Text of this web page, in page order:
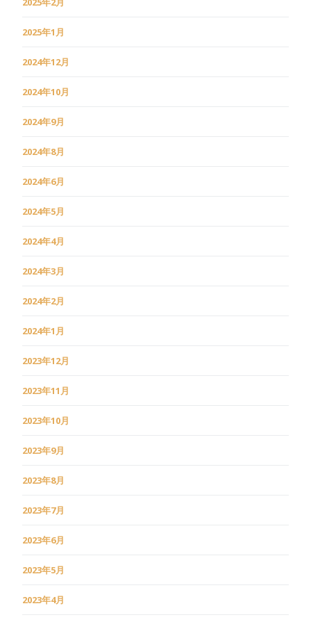
2025年1月
2024年12月
2024年10月
2024年9月
2024年8月
2024年6月
2024年5月
2024年4月
2024年3月
2024年2月
2024年1月
2023年12月
2023年11月
2023年10月
2023年9月
2023年8月
2023年7月
2023年6月
2023年5月
2023年4月